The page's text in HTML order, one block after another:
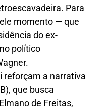
Para
momento — que
do ex-
político
reforçam a narrativa
que busca
de Freitas,